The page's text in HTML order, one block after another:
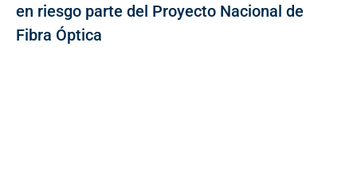
en riesgo parte del Proyecto Nacional de
Fibra Óptica